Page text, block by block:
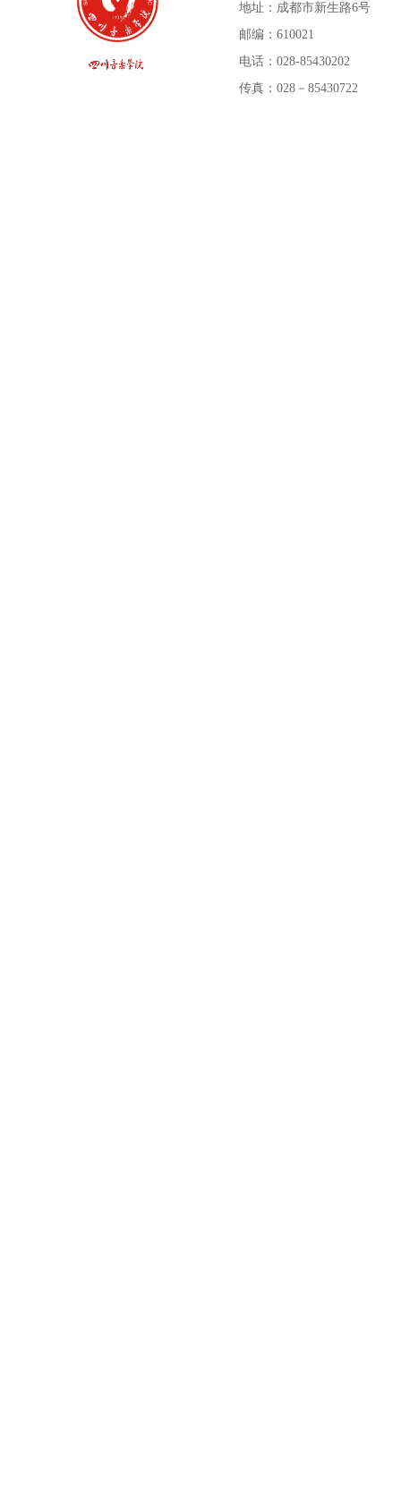
地址：成都市新生路6号
邮编：610021
电话：028-85430202
传真：028－85430722